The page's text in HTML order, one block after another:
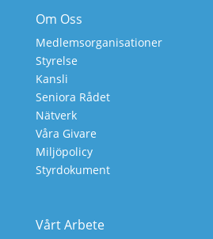
Om Oss
Medlemsorganisationer
Styrelse
Kansli
Seniora Rådet
Nätverk
Våra Givare
Miljöpolicy
Styrdokument
Vårt Arbete